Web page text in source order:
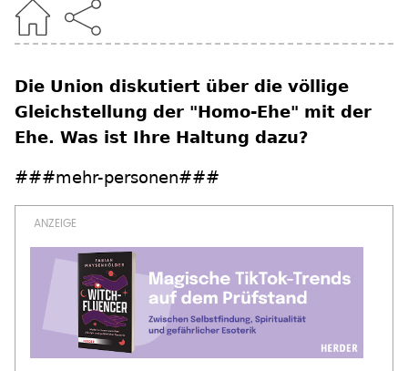
Die Union diskutiert über die völlige
Gleichstellung der "Homo-Ehe" mit der
Ehe. Was ist Ihre Haltung dazu?
###mehr-personen###